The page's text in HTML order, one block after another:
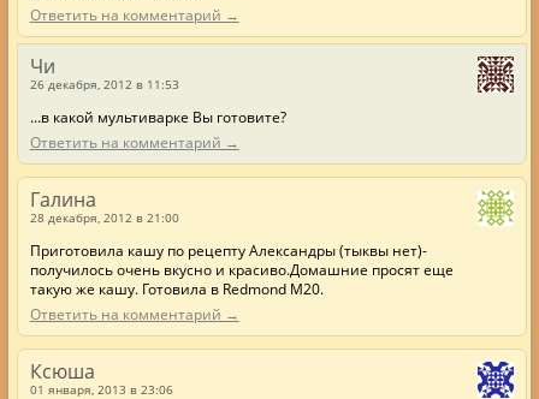
Ответить на комментарий →
Чи
26 декабря, 2012 в 11:53
…в какой мультиварке Вы готовите?
Ответить на комментарий →
Галина
28 декабря, 2012 в 21:00
Приготовила кашу по рецепту Александры (тыквы нет)-
получилось очень вкусно и красиво.Домашние просят еще
такую же кашу. Готовила в Redmond M20.
Ответить на комментарий →
Ксюша
01 января, 2013 в 23:06